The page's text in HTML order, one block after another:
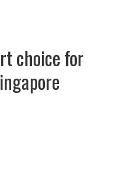
choice for